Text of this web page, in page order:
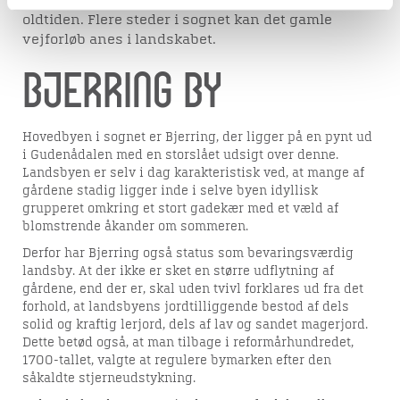
oldtiden. Flere steder i sognet kan det gamle
vejforløb anes i landskabet.
Bjerring by
Hovedbyen i sognet er Bjerring, der ligger på en pynt ud
i Gudenådalen med en storslået udsigt over denne.
Landsbyen er selv i dag karakteristisk ved, at mange af
gårdene stadig ligger inde i selve byen idyllisk
grupperet omkring et stort gadekær med et væld af
blomstrende åkander om sommeren.
Derfor har Bjerring også status som bevaringsværdig
landsby. At der ikke er sket en større udflytning af
gårdene, end der er, skal uden tvivl forklares ud fra det
forhold, at landsbyens jordtilliggende bestod af dels
solid og kraftig lerjord, dels af lav og sandet magerjord.
Dette betød også, at man tilbage i reformårhundredet,
1700-tallet, valgte at regulere bymarken efter den
såkaldte stjerneudstykning.